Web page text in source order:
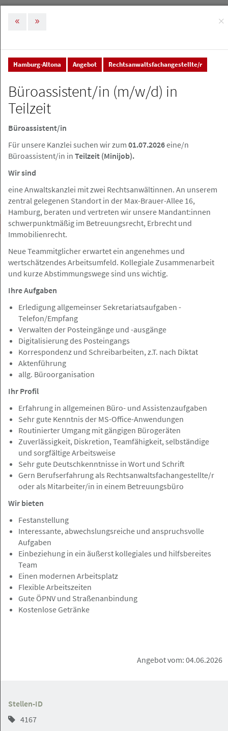
Stellenmarkt & Anzeigen Stellenanzeigen
Stellenanzeigen
Suchen
bundesweit Gesuch
07.08.2026
Juristische Fallbearbeitung/Zuarbeit
für Rechtsanwälte
Hamburg, Berlin, Frankfurt a.M, Nürnberg
07.08.2026
Volljurist / Jurist (m/w/d) für die
außergerichtliche Schadenregulierung
im Bereich Sachversicherung /
Regressbearbeitung
Rechtsanwälte Johannsen PartG mbB
Hamburg, Frankfurt a.M., Berlin, Nürnberg
07.08.2026
Rechtsanwalt (m/w/d) im Bereich
Verkehrsrecht
07.08.2026
Rechtsanwaltsfachangestellte (m/w/d)
×
Hamburg-Altona Angebot Rechtsanwaltsfachangestellte/r
Büroassistent/in (m/w/d) in
Teilzeit
Büroassistent/in
Für unsere Kanzlei suchen wir zum 01.07.2026eine/n
Büroassistent/in in Teilzeit (Minijob).
Wir sind
eine Anwaltskanzlei mit zwei Rechtsanwältinnen. An unserem
zentral gelegenen Standort in der Max-Brauer-Allee 16,
Hamburg, beraten und vertreten wir unsere Mandant:innen
schwerpunktmäßig im Betreuungsrecht, Erbrecht und
Immobilienrecht.
Neue Teammitglicher erwartet ein angenehmes und
wertschätzendes Arbeitsumfeld. Kollegiale Zusammenarbeit
und kurze Abstimmungswege sind uns wichtig.
Ihre Aufgaben
Erledigung allgemeinser Sekretariatsaufgaben -
Telefon/Empfang
Verwalten der Posteingänge und -ausgänge
Digitalisierung des Posteingangs
Korrespondenz und Schreibarbeiten, z.T. nach Diktat
Aktenführung
allg. Büroorganisation
Ihr Profil
Erfahrung in allgemeinen Büro- und Assistenzaufgaben
Sehr gute Kenntnis der MS-Office-Anwendungen
Routinierter Umgang mit gängigen Bürogeräten
Zuverlässigkeit, Diskretion, Teamfähigkeit, selbständige
und sorgfältige Arbeitsweise
Sehr gute Deutschkenntnisse in Wort und Schrift
Gern Berufserfahrung als Rechtsanwaltsfachangestellte/r
oder als Mitarbeiter/in in einem Betreuungsbüro
Wir bieten
Festanstellung
Interessante, abwechslungsreiche und anspruchsvolle
Aufgaben
Einbeziehung in ein äußerst kollegiales und hilfsbereites
Team
Einen modernen Arbeitsplatz
Flexible Arbeitszeiten
Gute ÖPNV und Straßenanbindung
Kostenlose Getränke
Angebot vom: 04.06.2026
Stellen-ID
4167